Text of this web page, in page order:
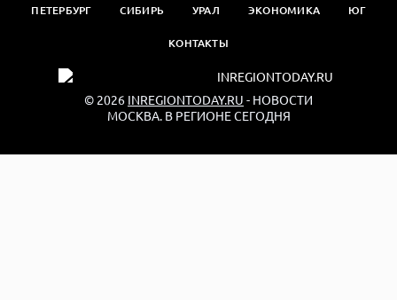
ПЕТЕРБУРГ СИБИРЬ УРАЛ ЭКОНОМИКА ЮГ
КОНТАКТЫ
© 2026 INREGIONTODAY.RU - НОВОСТИ
МОСКВА. В РЕГИОНЕ СЕГОДНЯ